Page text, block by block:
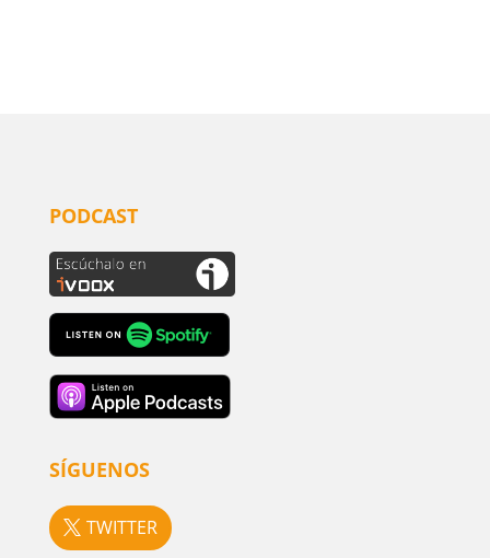
PODCAST
SÍGUENOS
TWITTER